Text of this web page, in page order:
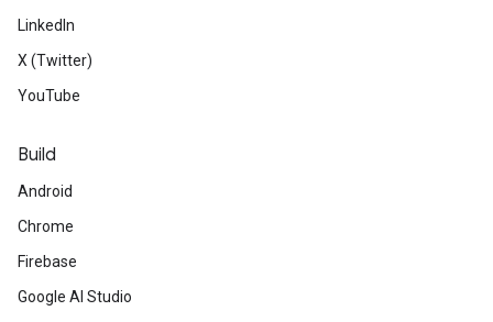
LinkedIn
X (Twitter)
YouTube
Build
Android
Chrome
Firebase
Google AI Studio